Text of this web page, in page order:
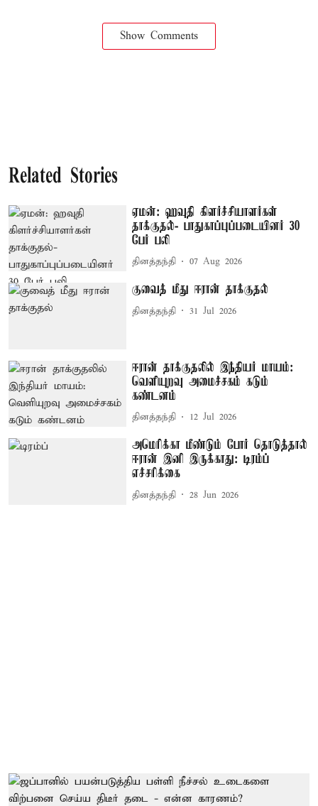
Show Comments
Related Stories
ஏமன்: ஹவுதி கிளர்ச்சியாளர்கள்
தாக்குதல்- பாதுகாப்புப்படையினர் 30
பேர் பலி
தினத்தந்தி 07 Aug 2026
குவைத் மீது ஈரான் தாக்குதல்
தினத்தந்தி 31 Jul 2026
ஈரான் தாக்குதலில் இந்தியர் மாயம்:
வெளியுறவு அமைச்சகம் கடும்
கண்டனம்
தினத்தந்தி 12 Jul 2026
அமெரிக்கா மீண்டும் போர் தொடுத்தால்
ஈரான் இனி இருக்காது: டிரம்ப்
எச்சரிக்கை
தினத்தந்தி 28 Jun 2026